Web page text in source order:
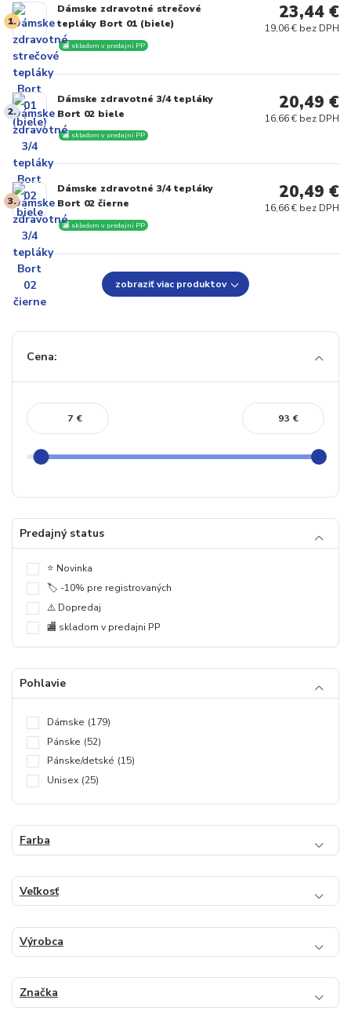
1.
Dámske zdravotné strečové
tepláky Bort 01 (biele)
🏬 skladom v predajni PP
23,44 €
19,06 € bez DPH
2.
Dámske zdravotné 3/4 tepláky
Bort 02 biele
🏬 skladom v predajni PP
20,49 €
16,66 € bez DPH
3.
Dámske zdravotné 3/4 tepláky
Bort 02 čierne
🏬 skladom v predajni PP
20,49 €
16,66 € bez DPH
zobraziť viac produktov
Cena:
€ €
Predajný status
⭐️ Novinka
🏷️ -10% pre registrovaných
⚠️ Dopredaj
🏬 skladom v predajni PP
Pohlavie
Dámske (179)
Pánske (52)
Pánske/detské (15)
Unisex (25)
Farba
Veľkosť
Výrobca
Značka